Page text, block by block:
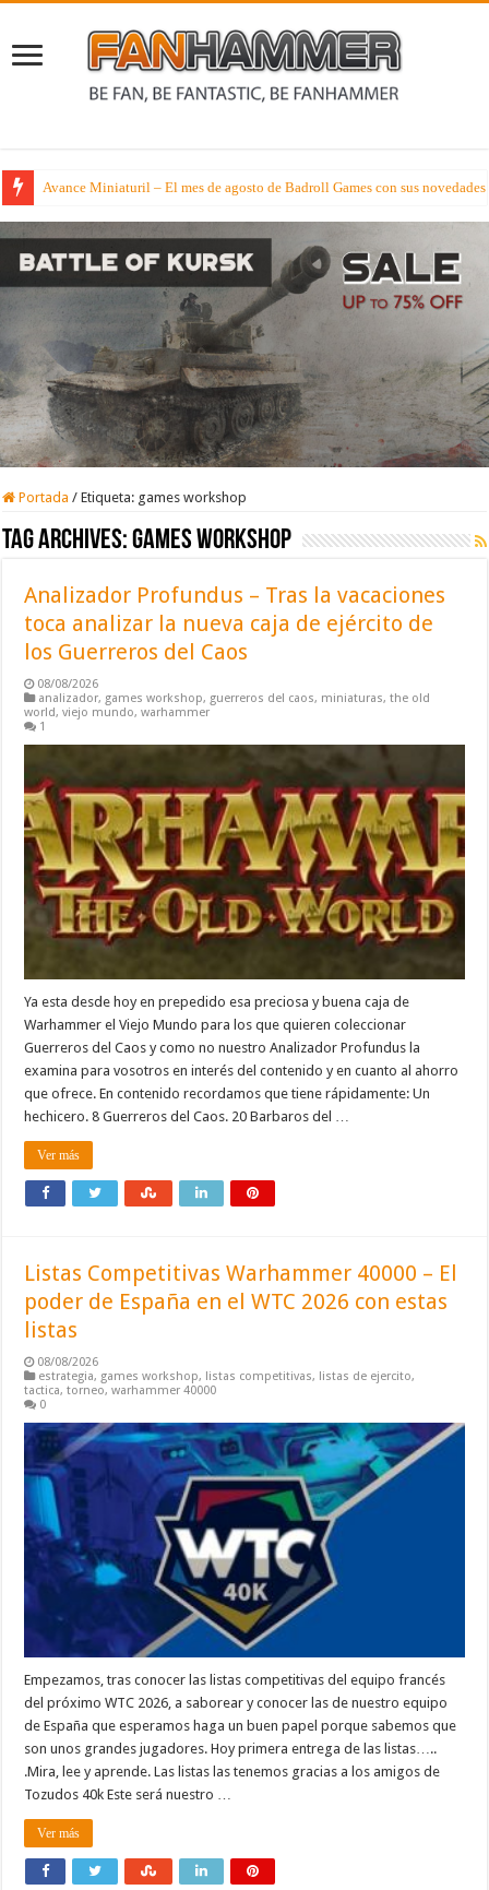
Analizador Profundus – Tras la vacaciones toca analizar la nueva caja de
Portada / Etiqueta: games workshop
Tag Archives:games workshop
Analizador Profundus – Tras la vacaciones
toca analizar la nueva caja de ejército de
los Guerreros del Caos
08/08/2026
analizador, games workshop, guerreros del caos, miniaturas,the old
world,viejo mundo,warhammer
1
Ya esta desde hoy en prepedido esa preciosa y buena caja de
Warhammer el Viejo Mundo para los que quieren coleccionar
Guerreros del Caos y como no nuestro Analizador Profundus la
examina para vosotros en interés del contenido y en cuanto al ahorro
que ofrece. En contenido recordamos que tiene rápidamente: Un
hechicero. 8 Guerreros del Caos. 20 Barbaros del …
Ver más
Listas Competitivas Warhammer 40000 – El
poder de España en el WTC 2026 con estas
listas
08/08/2026
estrategia, games workshop, listas competitivas, listas de ejercito,
tactica,torneo,warhammer 40000
0
Empezamos, tras conocer las listas competitivas del equipo francés
del próximo WTC 2026, a saborear y conocer las de nuestro equipo
de España que esperamos haga un buen papel porque sabemos que
son unos grandes jugadores. Hoy primera entrega de las listas…..
.Mira, lee y aprende. Las listas las tenemos gracias a los amigos de
Tozudos 40k Este será nuestro …
Ver más